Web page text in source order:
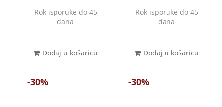
Rok isporuke do 45
dana
Dodaj u košaricu
Rok isporuke do 45
dana
Dodaj u košaricu
-30% -30%